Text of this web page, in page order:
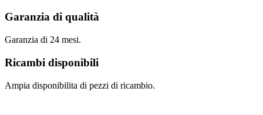
Garanzia di qualità
Garanzia di 24 mesi.
Ricambi disponibili
Ampia disponibilita di pezzi di ricambio.